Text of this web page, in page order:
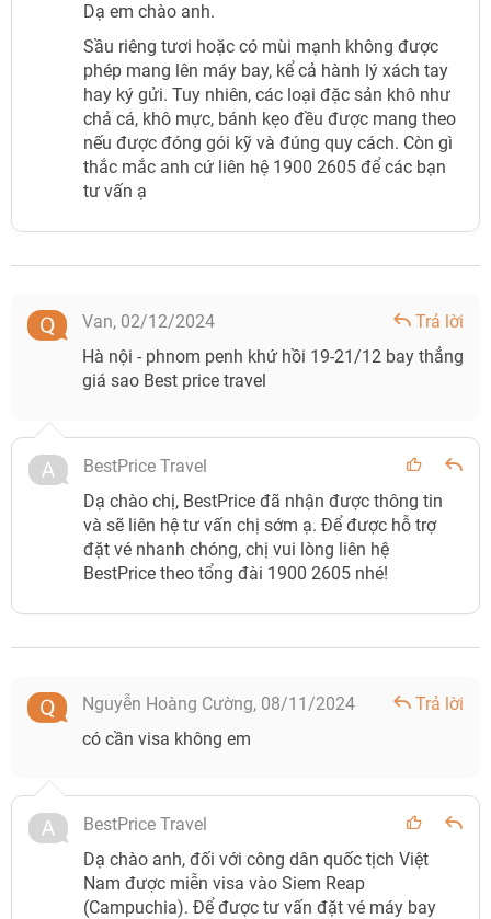
Dạ em chào anh.
Sầu riêng tươi hoặc có mùi mạnh không được
phép mang lên máy bay, kể cả hành lý xách tay
hay ký gửi. Tuy nhiên, các loại đặc sản khô như
chả cá, khô mực, bánh kẹo đều được mang theo
nếu được đóng gói kỹ và đúng quy cách. Còn gì
thắc mắc anh cứ liên hệ 1900 2605 để các bạn
tư vấn ạ
Van, 02/12/2024
Trả lời
Hà nội - phnom penh khứ hồi 19-21/12 bay thẳng
giá sao Best price travel
BestPrice Travel
Dạ chào chị, BestPrice đã nhận được thông tin
và sẽ liên hệ tư vấn chị sớm ạ. Để được hỗ trợ
đặt vé nhanh chóng, chị vui lòng liên hệ
BestPrice theo tổng đài 1900 2605 nhé!
Nguyễn Hoàng Cường, 08/11/2024
Trả lời
có cần visa không em
BestPrice Travel
Dạ chào anh, đối với công dân quốc tịch Việt
Nam được miễn visa vào Siem Reap
(Campuchia). Để được tư vấn đặt vé máy bay